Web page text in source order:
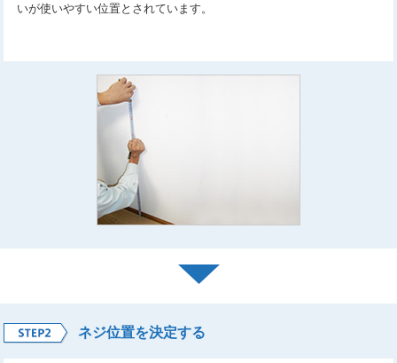
いが使いやすい位置とされています。
ネジ位置を決定する